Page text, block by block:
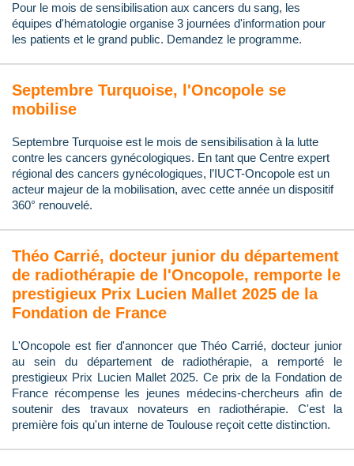
Pour le mois de sensibilisation aux cancers du sang, les
équipes d'hématologie organise 3 journées d'information pour
les patients et le grand public. Demandez le programme.
Septembre Turquoise, l'Oncopole se
mobilise
Septembre Turquoise est le mois de sensibilisation à la lutte
contre les cancers gynécologiques. En tant que Centre expert
régional des cancers gynécologiques, l’IUCT-Oncopole est un
acteur majeur de la mobilisation, avec cette année un dispositif
360° renouvelé.
Théo Carrié, docteur junior du département
de radiothérapie de l'Oncopole, remporte le
prestigieux Prix Lucien Mallet 2025 de la
Fondation de France
L'Oncopole est fier d'annoncer que Théo Carrié, docteur junior
au sein du département de radiothérapie, a remporté le
prestigieux Prix Lucien Mallet 2025. Ce prix de la Fondation de
France récompense les jeunes médecins-chercheurs afin de
soutenir des travaux novateurs en radiothérapie. C'est la
première fois qu'un interne de Toulouse reçoit cette distinction.